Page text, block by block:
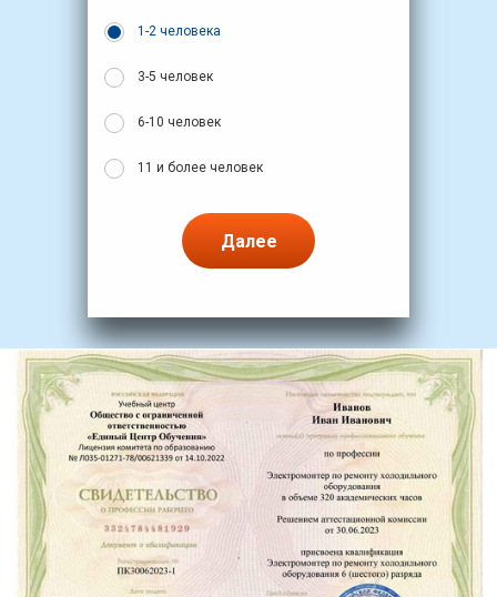
1-2 человека
3-5 человек
6-10 человек
11 и более человек
Далее